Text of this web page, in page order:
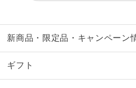
新商品・限定品・キャンペーン
ギフト